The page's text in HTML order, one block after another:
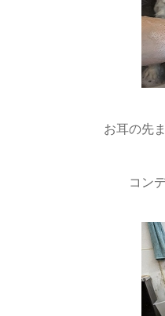
お耳の先
コン